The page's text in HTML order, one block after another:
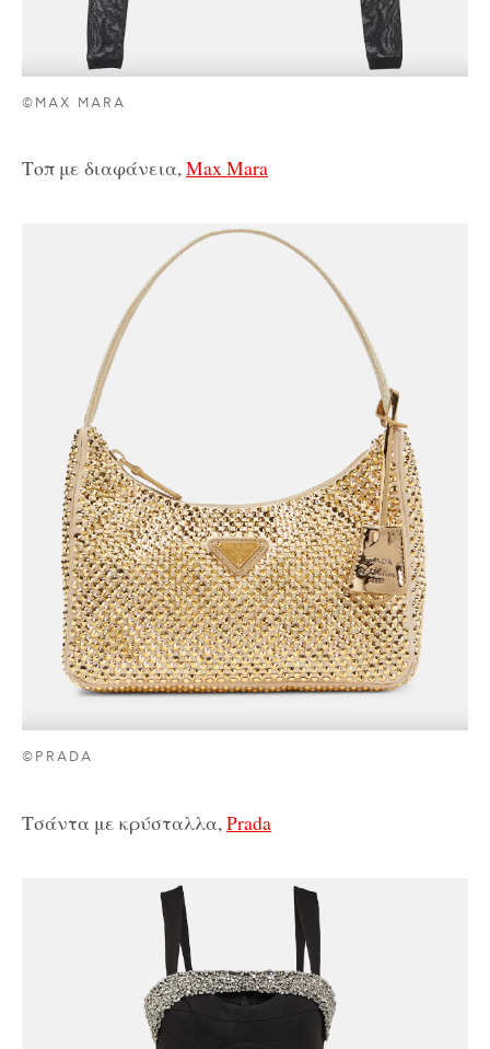
©MAX MARA
Τοπ με διαφάνεια, Max Mara
©PRADA
Τσάντα με κρύσταλλα, Prada